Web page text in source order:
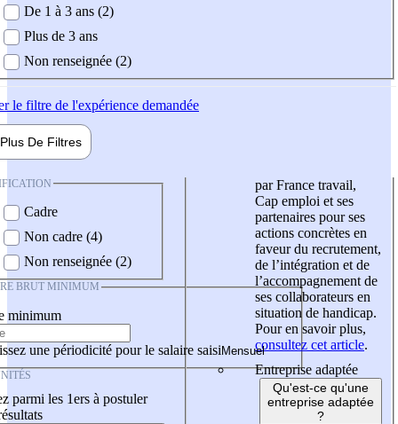
De 1 à 3 ans (2)
Plus de 3 ans
Non renseignée (2)
le filtre de l'expérience demandée
Plus De Filtres
Cadre
Non cadre (4)
Non renseignée (2)
BRUT MINIMUM
minimum
une périodicité pour le salaire saisi
parmi les 1ers à postuler
par France travail,
Cap emploi et ses
partenaires pour ses
actions concrètes en
faveur du recrutement,
de l’intégration et de
l’accompagnement de
ses collaborateurs en
situation de handicap.
Pour en savoir plus,
consultez cet article.
Entreprise adaptée
Qu'est-ce qu'une
entreprise adaptée
?